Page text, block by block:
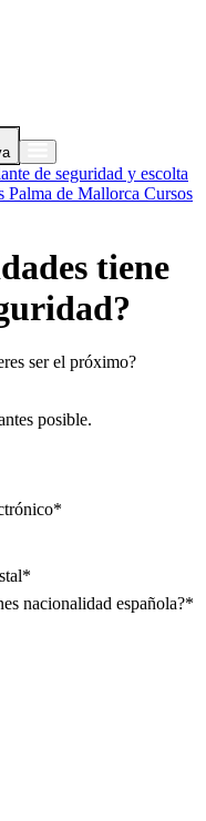
de seguridad y escolta
Palma de Mallorca Cursos
tiene
ser el próximo?
posible.
nacionalidad española?*